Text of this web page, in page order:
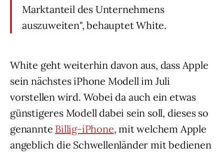
Marktanteil des Unternehmens
auszuweiten", behauptet White.
White geht weiterhin davon aus, dass Apple
sein nächstes iPhone Modell im Juli
vorstellen wird. Wobei da auch ein etwas
günstigeres Modell dabei sein soll, dieses so
genannte Billig-iPhone, mit welchem Apple
angeblich die Schwellenländer mit bedienen